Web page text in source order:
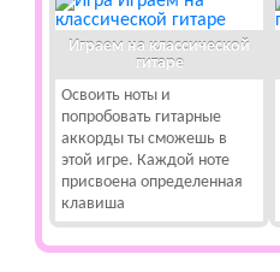
Играем на классической
гитаре
Освоить ноты и
попробовать гитарные
аккорды ты сможешь в
этой игре. Каждой ноте
присвоена определенная
клавиша